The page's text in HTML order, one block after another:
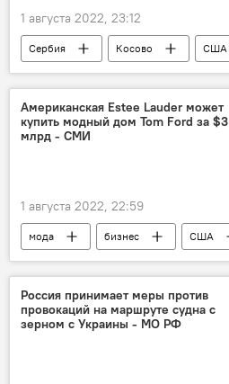
1 августа 2022, 23:12
Сербия Косово
США
НАТО
Американская Estee Lauder может
купить модный дом Tom Ford за $3
млрд - СМИ
1 августа 2022, 22:59
мода бизнес США
Россия принимает меры против
провокаций на маршруте судна с
зерном с Украины - МО РФ